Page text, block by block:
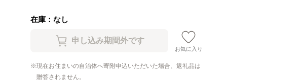
在庫：なし
お気に入り
現在お住まいの自治体へ寄附申込いただいた場合、返礼品は
贈答されません。